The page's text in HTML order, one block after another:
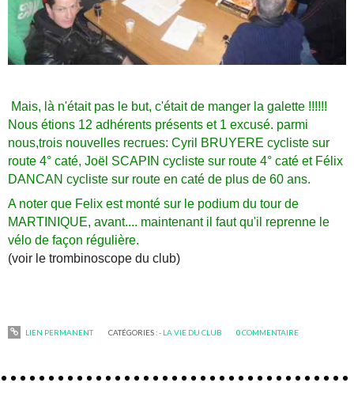
Mais, là n'était pas le but, c'était de manger la galette !!!!!!
Nous étions 12 adhérents présents et 1 excusé. parmi
nous,trois nouvelles recrues: Cyril BRUYERE cycliste sur
route 4° caté, Joël SCAPIN cycliste sur route 4° caté et Félix
DANCAN cycliste sur route en caté de plus de 60 ans.
A noter que Felix est monté sur le podium du tour de
MARTINIQUE, avant.... maintenant il faut qu'il reprenne le
vélo de façon régulière.
(voir le trombinoscope du club)
LIEN PERMANENT CATÉGORIES :- LA VIE DU CLUB 0COMMENTAIRE